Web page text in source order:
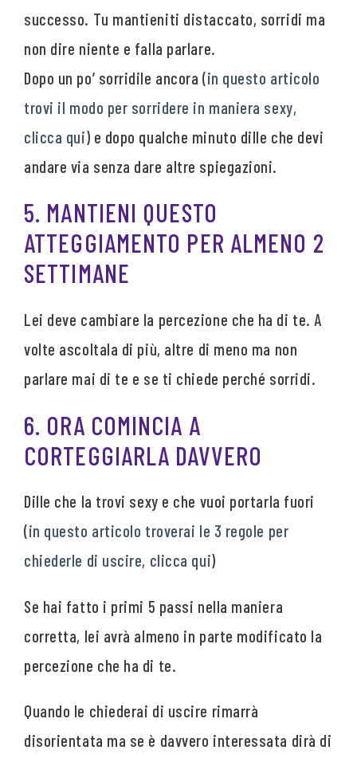
successo. Tu mantieniti distaccato, sorridi ma
non dire niente e falla parlare.
Dopo un po’ sorridile ancora (in questo articolo
trovi il modo per sorridere in maniera sexy,
clicca qui) e dopo qualche minuto dille che devi
andare via senza dare altre spiegazioni.
5. MANTIENI QUESTO
ATTEGGIAMENTO PER ALMENO 2
SETTIMANE
Lei deve cambiare la percezione che ha di te. A
volte ascoltala di più, altre di meno ma non
parlare mai di te e se ti chiede perché sorridi.
6. ORA COMINCIA A
CORTEGGIARLA DAVVERO
Dille che la trovi sexy e che vuoi portarla fuori
(in questo articolo troverai le 3 regole per
chiederle di uscire, clicca qui)
Se hai fatto i primi 5 passi nella maniera
corretta, lei avrà almeno in parte modificato la
percezione che ha di te.
Quando le chiederai di uscire rimarrà
disorientata ma se è davvero interessata dirà di